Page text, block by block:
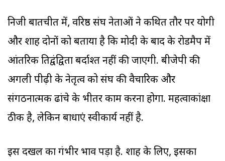
निजी बातचीत में, वरिष्ठ संघ नेताओं ने कथित तौर पर योगी
और शाह दोनों को बताया है कि मोदी के बाद के रोडमैप में
आंतरिक प्रतिद्वंद्विता बर्दाश्त नहीं की जाएगी. बीजेपी की
अगली पीढ़ी के नेतृत्व को संघ की वैचारिक और
संगठनात्मक ढांचे के भीतर काम करना होगा. महत्वाकांक्षा
ठीक है, लेकिन बाधाएं स्वीकार्य नहीं है.
इस दखल का गंभीर प्रभाव पड़ा है. शाह के लिए, इसका